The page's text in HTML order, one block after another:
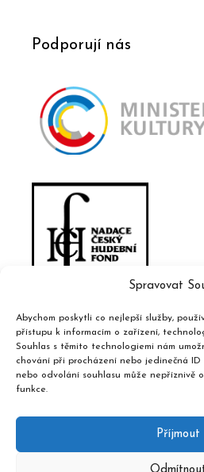
Spravovat
Abychom poskytli co nejlepší služby,
přístupu k informacím o zařízení,
Souhlas s těmito technologiemi nám
chování při procházení nebo jedinečná ID
nebo odvolání souhlasu může nepříznivě
funkce.
Příjmout
Podporují nás